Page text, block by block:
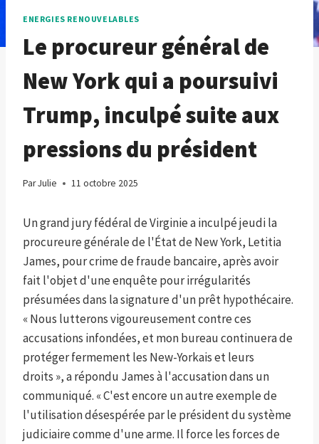
ENERGIES RENOUVELABLES
Le procureur général de
New York qui a poursuivi
Trump, inculpé suite aux
pressions du président
ParJulie 11 octobre 2025
Un grand jury fédéral de Virginie a inculpé jeudi la
procureure générale de l'État de New York, Letitia
James, pour crime de fraude bancaire, après avoir
fait l'objet d'une enquête pour irrégularités
présumées dans la signature d'un prêt hypothécaire.
« Nous lutterons vigoureusement contre ces
accusations infondées, et mon bureau continuera de
protéger fermement les New-Yorkais et leurs
droits », a répondu James à l'accusation dans un
communiqué. « C'est encore un autre exemple de
l'utilisation désespérée par le président du système
judiciaire comme d'une arme. Il force les forces de